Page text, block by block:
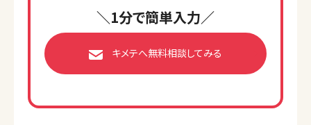
＼1分で簡単入力／
キメテへ無料相談してみる